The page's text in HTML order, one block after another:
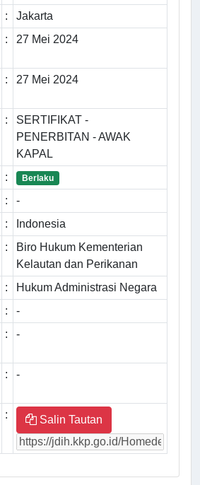
:
Jakarta
: 27 Mei 2024
: 27 Mei 2024
:
SERTIFIKAT -
PENERBITAN - AWAK
KAPAL
: Berlaku
:
-
:
Indonesia
:
Biro Hukum Kementerian
Kelautan dan Perikanan
:
Hukum Administrasi Negara
:
-
: -
: -
: Salin Tautan